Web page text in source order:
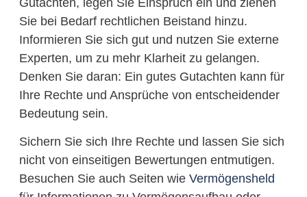
Sie bei Bedarf rechtlichen Beistand hinzu.
Informieren Sie sich gut und nutzen Sie externe
Experten, um zu mehr Klarheit zu gelangen.
Denken Sie daran: Ein gutes Gutachten kann für
Ihre Rechte und Ansprüche von entscheidender
Bedeutung sein.
Sichern Sie sich Ihre Rechte und lassen Sie sich
nicht von einseitigen Bewertungen entmutigen.
Besuchen Sie auch Seiten wie Vermögensheld